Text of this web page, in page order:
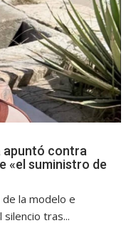
apuntó contra
«el suministro de
la modelo e
tras...